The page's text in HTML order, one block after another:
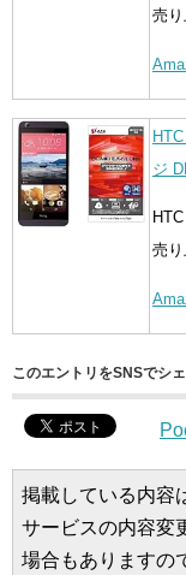
売
ジ
HTC
売
このエントリをSNSでシ
掲載している内容
サービスの内容変
場合もありますの